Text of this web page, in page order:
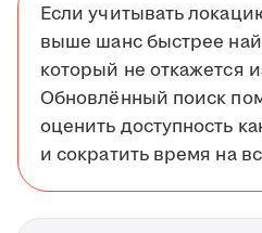
Если учитывать
выше шанс быстрее
который не откажется
Обновлённый поиск
оценить доступность
и сократить время на